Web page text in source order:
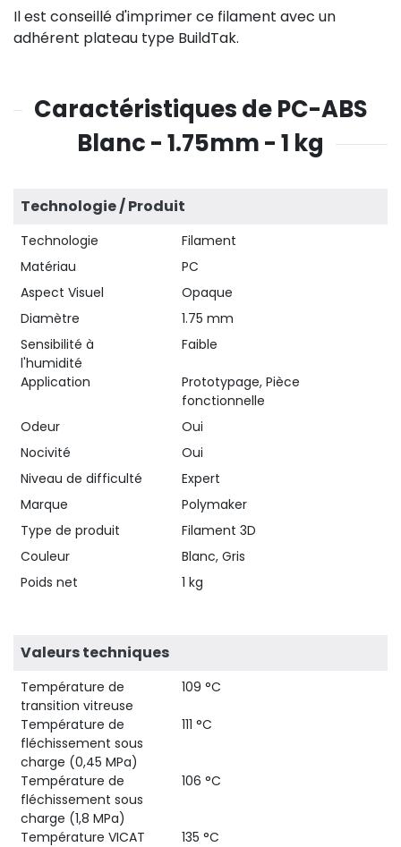
Il est conseillé d'imprimer ce filament avec un
adhérent plateau type BuildTak.
Caractéristiques de PC-ABS
Blanc - 1.75mm - 1 kg
Technologie / Produit
Technologie
Filament
Matériau
PC
Aspect Visuel
Opaque
Diamètre
1.75 mm
Sensibilité à
l'humidité
Faible
Application
Prototypage, Pièce
fonctionnelle
Odeur
Oui
Nocivité
Oui
Niveau de difficulté
Expert
Marque
Polymaker
Type de produit
Filament 3D
Couleur
Blanc, Gris
Poids net
1 kg
Valeurs techniques
Température de
transition vitreuse
109 °C
Température de
fléchissement sous
charge (0,45 MPa)
111 °C
Température de
fléchissement sous
charge (1,8 MPa)
106 °C
Température VICAT
135 °C